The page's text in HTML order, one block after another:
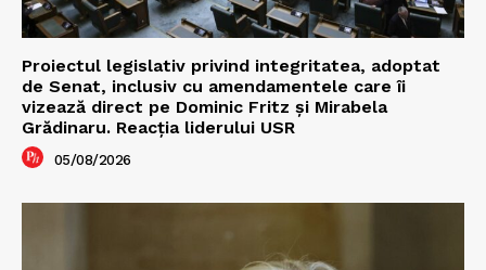
Proiectul legislativ privind integritatea, adoptat
de Senat, inclusiv cu amendamentele care îi
vizează direct pe Dominic Fritz și Mirabela
Grădinaru. Reacția liderului USR
05/08/2026